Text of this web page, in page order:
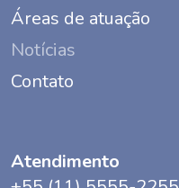
Áreas de atuação
Notícias
Contato
Atendimento